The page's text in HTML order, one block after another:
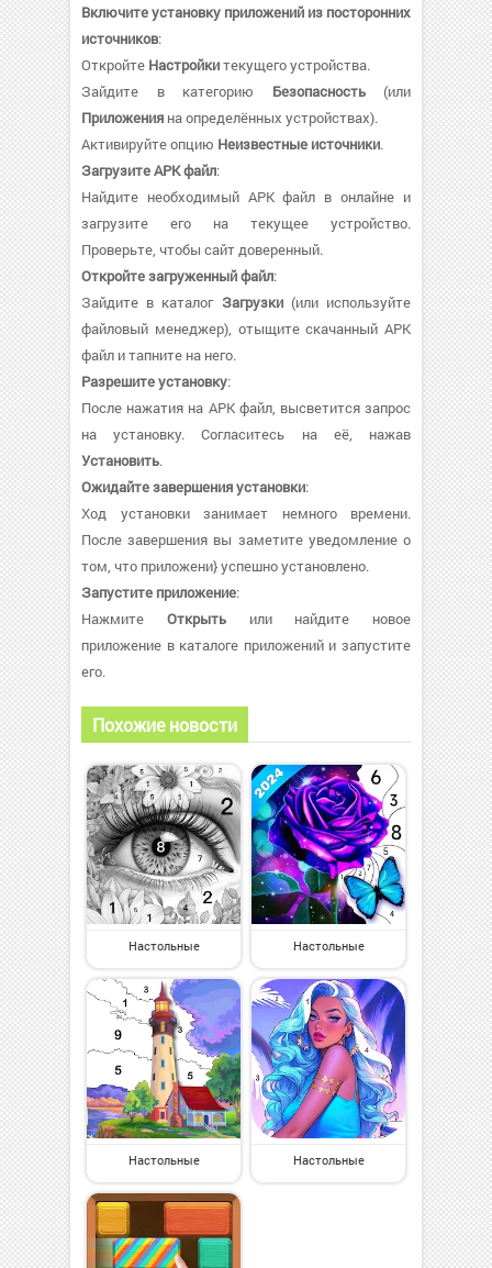
Включите установку приложений из посторонних
источников:
Откройте Настройкитекущего устройства.
Зайдите в категорию Безопасность(или
Приложения на определённых устройствах).
Активируйте опцию Неизвестные источники.
Загрузите APK файл:
Найдите необходимый APK файл в онлайне и
загрузите его на текущее устройство.
Проверьте, чтобы сайт доверенный.
Откройте загруженный файл:
Зайдите в каталог Загрузки(или используйте
файловый менеджер), отыщите скачанный APK
файл и тапните на него.
Разрешите установку:
После нажатия на APK файл, высветится запрос
на установку. Согласитесь на её, нажав
Установить.
Ожидайте завершения установки:
Ход установки занимает немного времени.
После завершения вы заметите уведомление о
том, что приложени} успешно установлено.
Запустите приложение:
Нажмите Открытьили найдите новое
приложение в каталоге приложений и запустите
его.
Похожие новости
Настольные Настольные
Настольные Настольные